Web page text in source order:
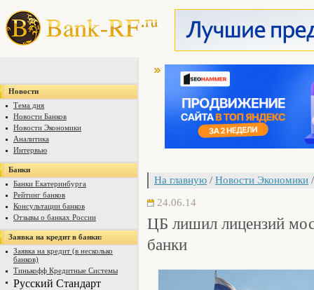
Новости
Тема дня
Новости Банков
Новости Экономики
Аналитика
Интервью
Банки
Банки Екатеринбурга
Рейтинг банков
Консультации банков
Отзывы о банках России
Заявка на кредит в банки:
Заявка на кредит (в несколько
банков)
Тинькофф Кредитные Системы
Русский Стандарт
На главную / Новости Экономики /
24.06.14
ЦБ лишил лицензий
банки